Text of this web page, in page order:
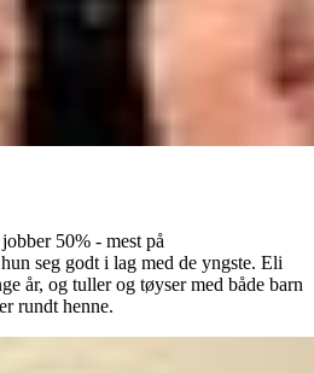
50% - mest på
seg godt i lag med de yngste. Eli
år, og tuller og tøyser med både barn
rundt henne.